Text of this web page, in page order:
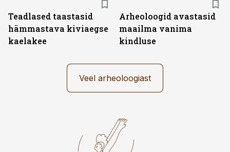
Teadlased taastasid
hämmastava kiviaegse
kaelakee
Arheoloogid avastasid
maailma vanima
kindluse
Veel arheoloogiast